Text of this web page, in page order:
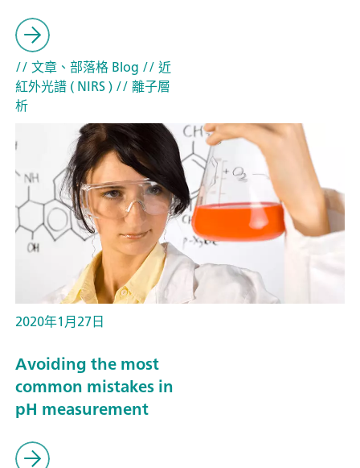
// 文章、部落格 Blog // 近
紅外光譜 ( NIRS )// 離子層
析
2020年1月27日
Avoiding the most
common mistakes in
pH measurement